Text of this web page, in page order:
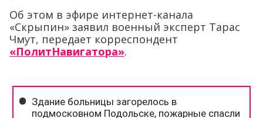
Об этом в эфире интернет-канала
«Скрыпин» заявил военный эксперт Тарас
Чмут, передает корреспондент
«ПолитНавигатора».